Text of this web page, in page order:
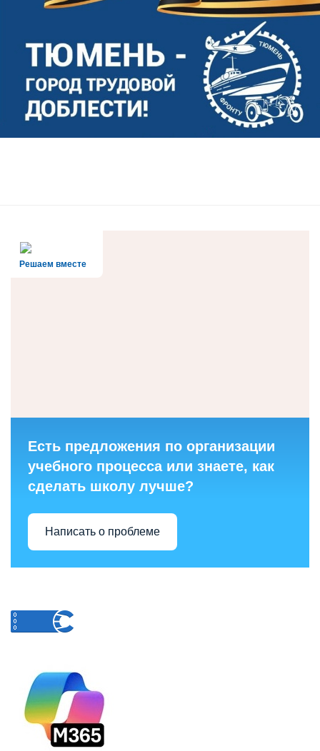
Решаем вместе
Есть предложения по организации
учебного процесса или знаете, как
сделать школу лучше?
Написать о проблеме